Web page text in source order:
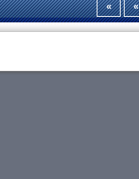
« «